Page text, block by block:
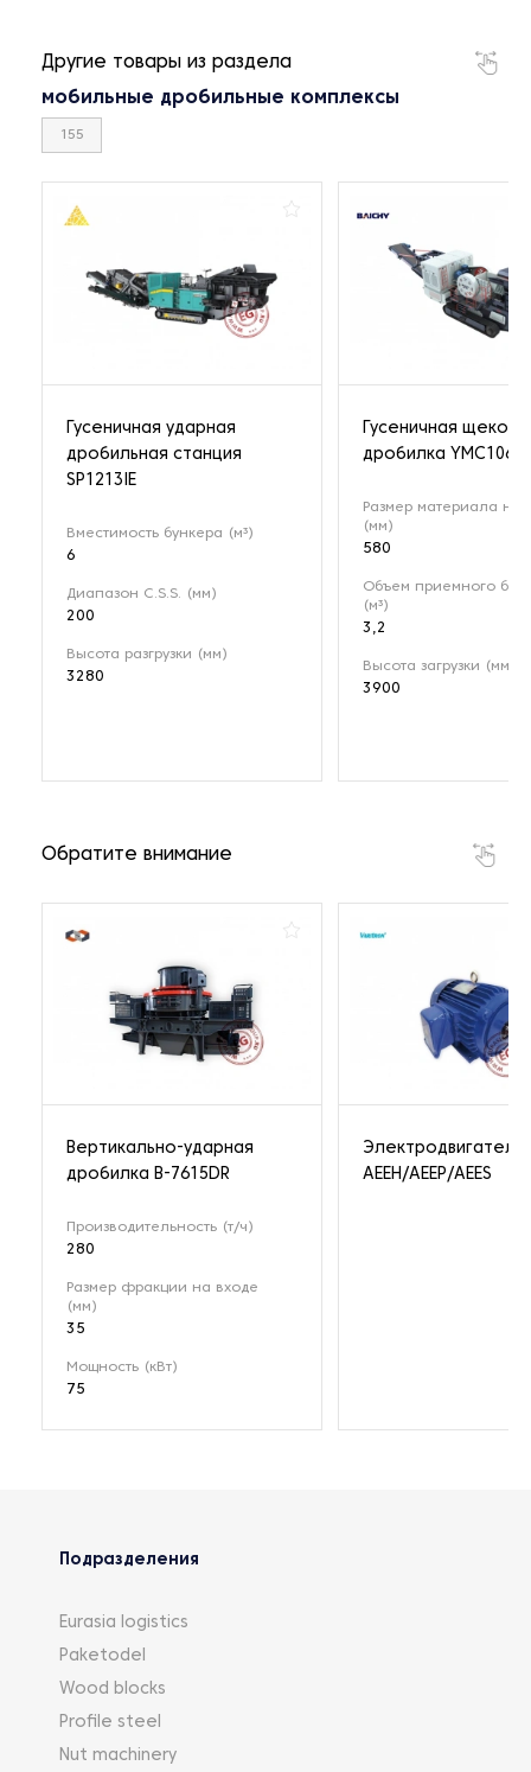
Другие товары из раздела
мобильные дробильные комплексы
155
Гусеничная ударная
дробильная станция
SP1213IE
Вместимость бункера (м³)
6
Диапазон C.S.S. (мм)
200
Высота разгрузки (мм)
3280
Гусеничная
дробилка YMC106
Размер материала на
(мм)
580
Объем приемного
(м³)
3,2
Высота загрузки (мм)
3900
Обратите внимание
Вертикально-ударная
дробилка B-7615DR
Производительность (т/ч)
280
Размер фракции на входе
(мм)
35
Мощность (кВт)
75
Электродвигатель
AEEH/AEEP/AEES
Подразделения
Eurasia logistics
Paketodel
Wood blocks
Profile steel
Nut machinery